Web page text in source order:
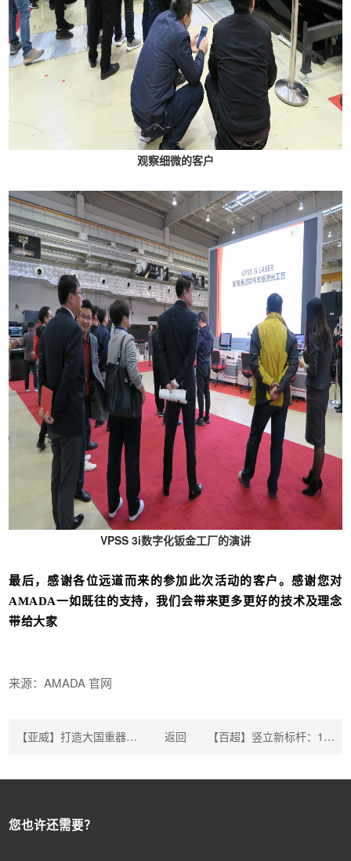
观察细微的客户
VPSS 3i数字化钣金工厂的演讲
最后，感谢各位远道而来的参加此次活动的客户。感谢您对
AMADA一如既往的支持，我们会带来更多更好的技术及理念
带给大家
来源：AMADA 官网
【亚威】打造大国重器，助力欧中贸易 返回 【百超】竖立新标杆：12 千瓦光纤激光切割设备
您也许还需要？